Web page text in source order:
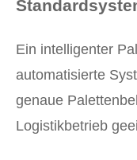
Ein intelligenter
automatisierte
genaue
Logistikbetrieb